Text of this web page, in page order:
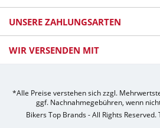
UNSERE ZAHLUNGSARTEN
WIR VERSENDEN MIT
*Alle Preise verstehen sich zzgl.
ggf. Nachnahmegebühren, wenn
Bikers Top Brands - All Rights Reserved.